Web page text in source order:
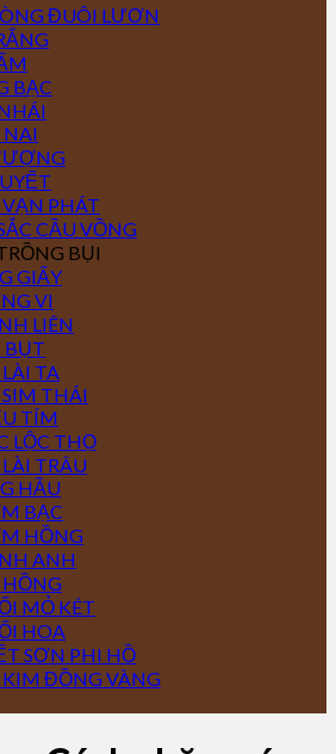
ĐUÔI LƯƠN
BẠC
PHÁT
CẦU VỒNG
BỤI
GIẤY
VI
LIÊN
BỤT
TA
THÁI
TÍM
LỘC THỌ
TRÂU
HẦU
BẠC
HỒNG
ANH
MỎ KÉT
HOA
SƠN PHI HỒ
ĐỒNG VÀNG